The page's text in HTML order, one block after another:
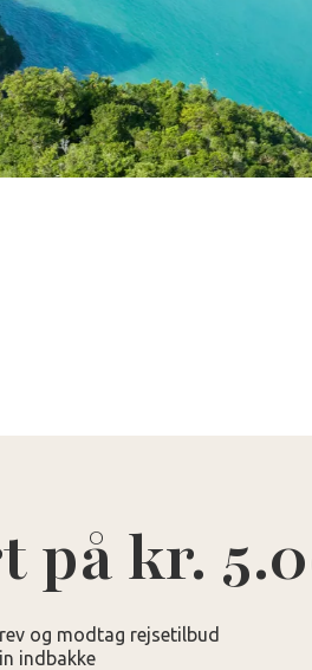
på kr.
og modtag rejsetilbud
indbakke